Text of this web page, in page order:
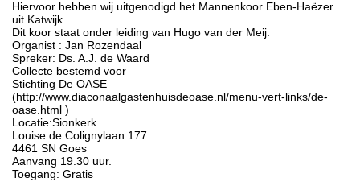
Hiervoor hebben wij uitgenodigd het Mannenkoor Eben-Haëzer
uit Katwijk
Dit koor staat onder leiding van Hugo van der Meij.
Organist : Jan Rozendaal
Spreker: Ds. A.J. de Waard
Collecte bestemd voor
Stichting De OASE
(http://www.diaconaalgastenhuisdeoase.nl/menu-vert-links/de-
oase.html )
Locatie:Sionkerk
Louise de Colignylaan 177
4461 SN Goes
Aanvang 19.30 uur.
Toegang: Gratis